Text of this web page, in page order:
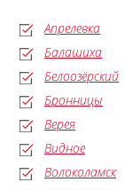
Апрелевка
Балашиха
Белоозёрский
Бронницы
Верея
Видное
Волоколамск